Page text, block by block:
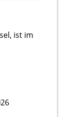
ist im